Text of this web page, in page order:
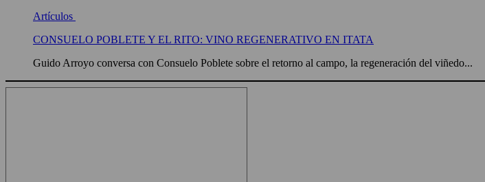
Artículos
CONSUELO POBLETE Y EL RITO: VINO REGENERATIVO EN ITATA
Guido Arroyo conversa con Consuelo Poblete sobre el retorno al campo, la regeneración del viñedo...